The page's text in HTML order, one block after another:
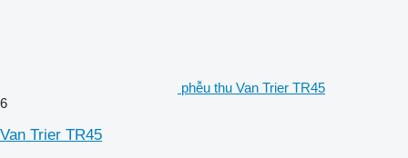
phễu thu Van Trier TR45
6
Van Trier TR45